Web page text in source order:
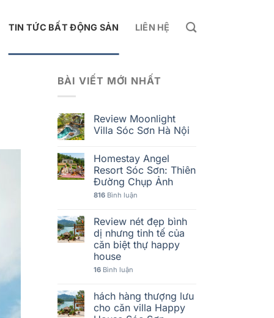
TIN TỨC BẤT ĐỘNG SẢN LIÊN HỆ
BÀI VIẾT MỚI NHẤT
Review Moonlight
Villa Sóc Sơn Hà Nội
Homestay Angel
Resort Sóc Sơn: Thiên
Đường Chụp Ảnh
816Bình luận
Review nét đẹp bình
dị nhưng tinh tế của
căn biệt thự happy
house
16Bình luận
hách hàng thượng lưu
cho căn villa Happy